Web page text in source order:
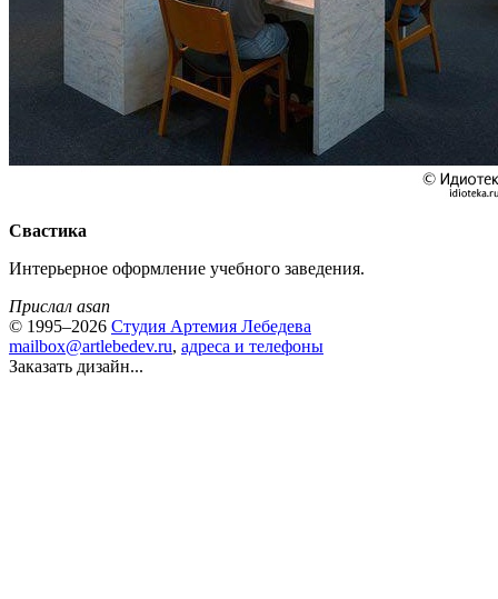
Свастика
Интерьерное оформление учебного заведения.
Прислал asan
© 1995–2026 Студия Артемия Лебедева
mailbox@artlebedev.ru, адреса и телефоны
Заказать дизайн...